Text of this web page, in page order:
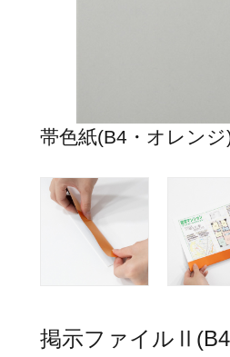
帯色紙(B4・オレン
掲示ファイル